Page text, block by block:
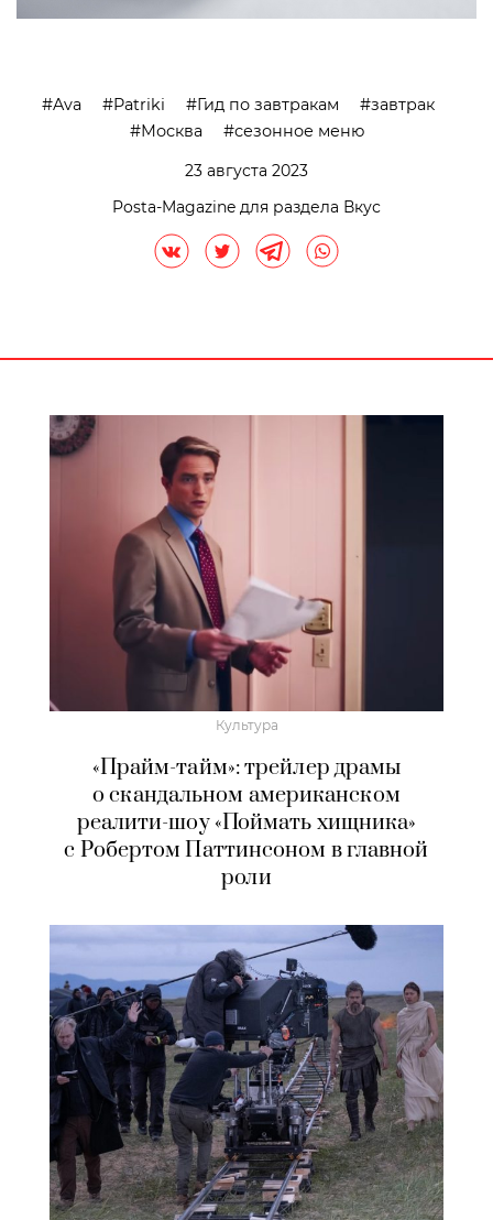
Ava Patriki Гид по завтракам
завтрак
Москва
сезонное меню
23 августа 2023
Posta-Magazine для раздела Вкус
Культура
«Прайм-тайм»: трейлер драмы
о скандальном американском
реалити-шоу «Поймать хищника»
с Робертом Паттинсоном в главной
роли